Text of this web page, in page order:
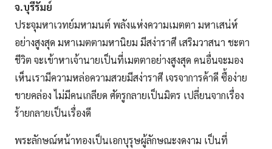
จ.บุรีรัมย์
ประจุมหาเวทย์มหามนต์ พลังแห่งความเมตตา มหาเสน่ห์
อย่างสูงสุด มหาเมตตามหานิยม มีสง่าราศี เสริมวาสนา ชะตา
ชีวิต จะเข้าหาเจ้านายเป็นที่เมตตาอย่างสูงสุด คนอื่นจะมอง
เห็นเรามีความหล่อความสวยมีสง่าราศี เจรจาการค้าดี ซื้อง่าย
ขายคล่อง ไม่มีคนเกลียด ศัตรูกลายเป็นมิตร เปลี่ยนจากเรื่อง
ร้ายกลายเป็นเรื่องดี
พระลักษณ์หน้าทองเป็นเอกบุรุษผู้ลักษณะงดงาม เป็นที่